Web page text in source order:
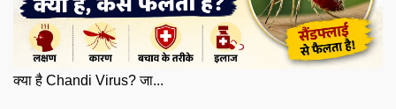
क्या है Chandi Virus? जा...